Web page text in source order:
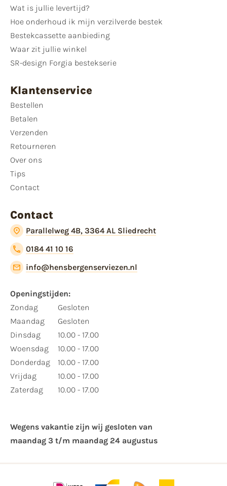
Wat is jullie levertijd?
Hoe onderhoud ik mijn verzilverde bestek
Bestekcassette aanbieding
Waar zit jullie winkel
SR-design Forgia bestekserie
Klantenservice
Bestellen
Betalen
Verzenden
Retourneren
Over ons
Tips
Contact
Contact
Parallelweg 4B, 3364 AL Sliedrecht
0184 41 10 16
info@hensbergenserviezen.nl
Openingstijden:
Zondag
Maandag
Dinsdag
Woensdag
Donderdag
Vrijdag
Zaterdag
Gesloten
Gesloten
10.00 - 17.00
10.00 - 17.00
10.00 - 17.00
10.00 - 17.00
10.00 - 17.00
Wegens vakantie zijn wij gesloten van ​
maandag 3 t/m maandag 24 augustus